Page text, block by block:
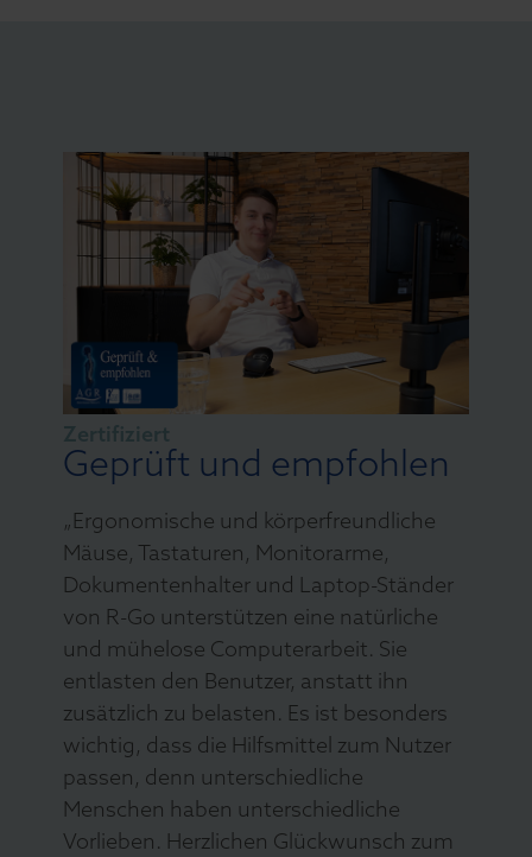
Zertifiziert
Geprüft und empfohlen
„Ergonomische und körperfreundliche
Mäuse, Tastaturen, Monitorarme,
Dokumentenhalter und Laptop-Ständer
von R-Go unterstützen eine natürliche
und mühelose Computerarbeit. Sie
entlasten den Benutzer, anstatt ihn
zusätzlich zu belasten. Es ist besonders
wichtig, dass die Hilfsmittel zum Nutzer
passen, denn unterschiedliche
Menschen haben unterschiedliche
Vorlieben. Herzlichen Glückwunsch zum